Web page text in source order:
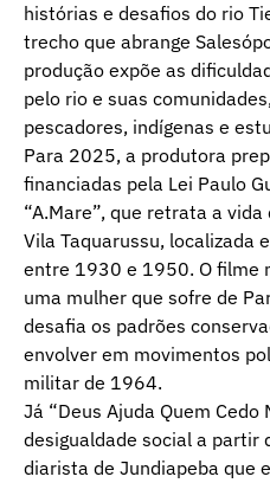
histórias e desafios do rio
trecho que abrange
produção expõe as
pelo rio e suas
pescadores, indígenas e
Para 2025, a produtora
financiadas pela Lei Paulo
“A.Mare”, que retrata a
Vila Taquarussu, localizada
entre 1930 e 1950. O filme
uma mulher que sofre de
desafia os padrões
envolver em movimentos
militar de 1964.
Já “Deus Ajuda Quem Cedo
desigualdade social a partir
diarista de Jundiapeba que